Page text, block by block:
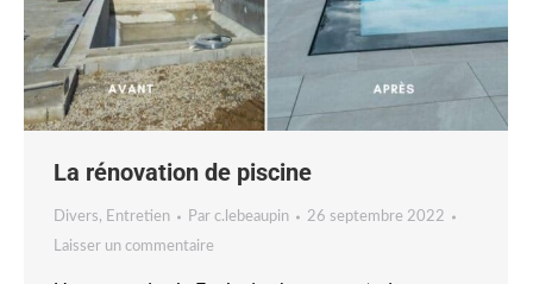
La rénovation de piscine
Divers, Entretien Par c.lebeaupin
26 septembre 2022
Laisser un commentaire